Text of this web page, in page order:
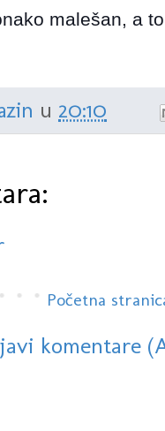
malešan, a
u 20:10
Početna
komentare